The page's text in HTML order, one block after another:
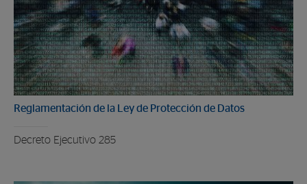
Reglamentación de la Ley de Protección de Datos
Decreto Ejecutivo 285